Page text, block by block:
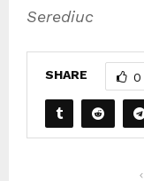
Serediuc
SHARE 0